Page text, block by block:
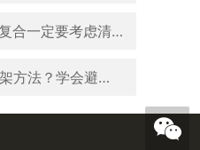
04.分手夫妻选择复合一定要考虑清楚这4个因素
05.不伤感情的吵架方法？学会避开3个吵架雷区